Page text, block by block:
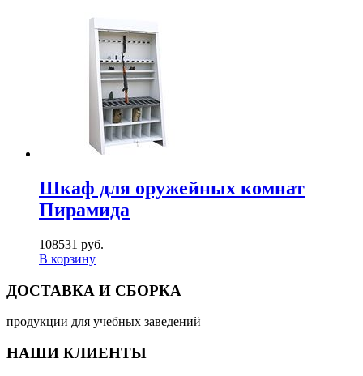
Шкаф для оружейных комнат
Пирамида
108531 руб.
В корзину
ДОСТАВКА И СБОРКА
продукции для учебных заведений
НАШИ КЛИЕНТЫ